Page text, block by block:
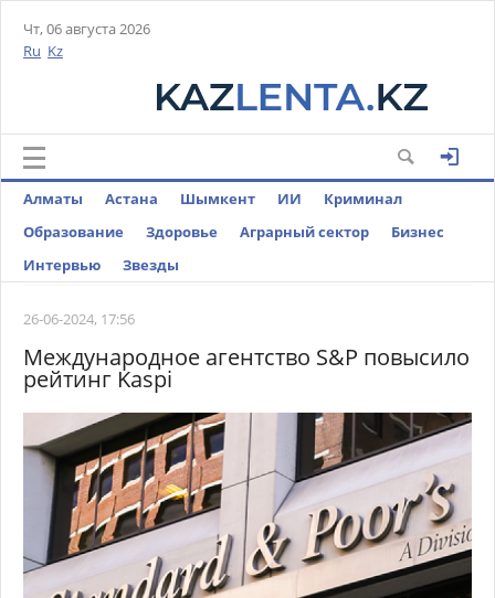
Чт, 06 августа 2026
Ru Kz
Алматы Астана Шымкент ИИ
Криминал
Образование
Здоровье Аграрный сектор
Бизнес
Интервью
Звезды
26-06-2024, 17:56
Международное агентство S&P повысило
рейтинг Kaspi